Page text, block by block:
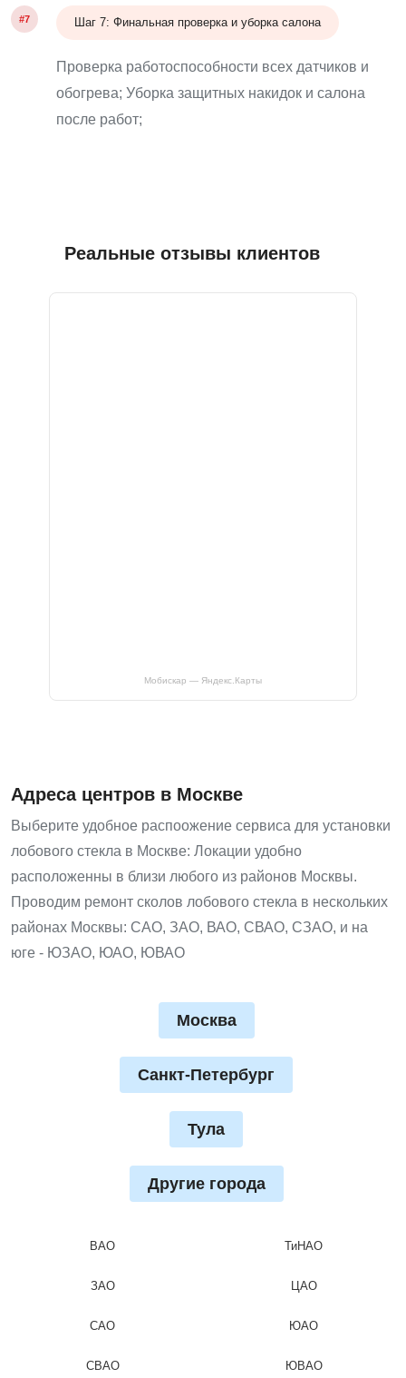
#7 Шаг 7: Финальная проверка и уборка салона
Проверка работоспособности всех датчиков и
обогрева; Уборка защитных накидок и салона
после работ;
Реальные отзывы клиентов
Мобискар — Яндекс.Карты
Адреса центров в Москве
Выберите удобное распоожение сервиса для установки
лобового стекла в Москве: Локации удобно
расположенны в близи любого из районов Москвы.
Проводим ремонт сколов лобового стекла в нескольких
районах Москвы: САО, ЗАО, ВАО, СВАО, СЗАО, и на
юге - ЮЗАО, ЮАО, ЮВАО
Москва
Санкт-Петербург
Тула
Другие города
ВАО
ЗАО
САО
СВАО
ТиНАО
ЦАО
ЮАО
ЮВАО